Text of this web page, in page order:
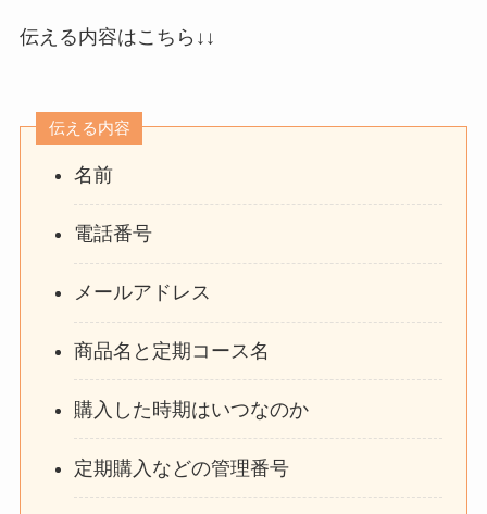
伝える内容はこちら↓↓
伝える内容
名前
電話番号
メールアドレス
商品名と定期コース名
購入した時期はいつなのか
定期購入などの管理番号